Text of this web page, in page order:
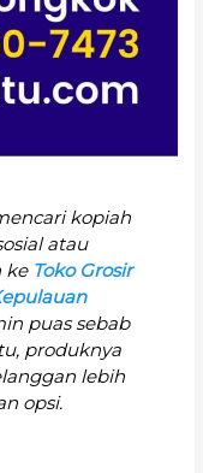
kopiah
atau
ke Toko Grosir
puas sebab
produknya
lebih
opsi.